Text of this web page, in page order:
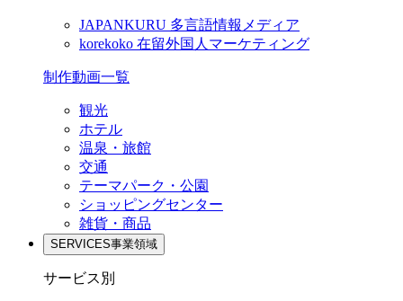
JAPANKURU 多言語情報メディア
korekoko 在留外国人マーケティング
制作動画一覧
観光
ホテル
温泉・旅館
交通
テーマパーク・公園
ショッピングセンター
雑貨・商品
SERVICES事業領域
サービス別